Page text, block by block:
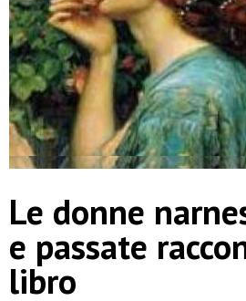
Le donne
e passate
libro